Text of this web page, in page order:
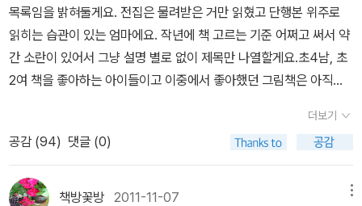
유령 이야기도, 그루터기 이야기도, 새끼 곰 이야기도, 다들 상냥하면
서 곱다. 아이들이 으레 곁에 두는 숨결을 살그마니 새로운 눈썰미로
부드러이 담아낸다. 모름지기 그림책이란 이와 같지 않을까. 아이랑
같이 살고, 아이랑 같이 놀고, 아이랑 같이 노래하면서, 어느새 활짝활
짝 살림꽃을 피우도록 북돋우는 넉넉한 손길로 담는 그림 한 판. ㅅㄴ
ㄹ(숲노래/최종규)
목록임을 밝혀둘게요. 전집은 물려받은 거만 읽혔고 단행본 위주로
읽히는 습관이 있는 엄마에요. 작년에 책 고르는 기준 어쩌고 써서 약
간 소란이 있어서 그냥 설명 별로 없이 제목만 나열할게요.초4남, 초
2여 책을 좋아하는 아이들이고 이중에서 좋아했던 그림책은 아직도
야 하는지 막막할 때 마쓰이 다다시가 쓴 <어린이와 그림책>을 먼저
읽어보시고 그림책을 고르는 법을 알아가면 좋아요. -칼데
콧, 뉴베리 등 유명 수상작을 찾아봐도 좋은데 상 받은 책이라고 우리
애들이 다 좋아하지는 않더라고요. 유명 작가들 책 중 인터넷 서점 판
더보기
공감 (94) 댓글 (0)
책방꽃방 2011-11-07